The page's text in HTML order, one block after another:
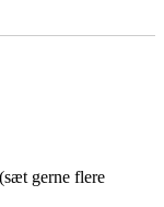
gerne flere